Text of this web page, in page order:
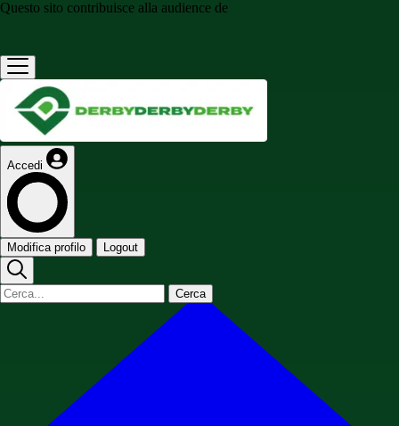
Questo sito contribuisce alla audience de
Accedi
Modifica profilo Logout
Cerca